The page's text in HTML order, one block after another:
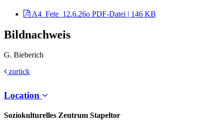
A4_Fete_12.6.26o PDF-Datei | 146 KB
Bildnachweis
G. Bieberich
zurück
Location
Soziokulturelles Zentrum Stapeltor